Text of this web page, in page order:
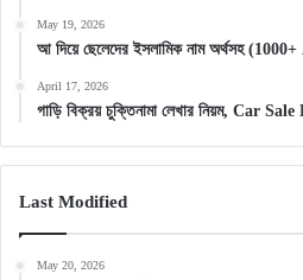
May 19, 2026
আ দিয়ে ছেলেদের ইসলামিক নাম অর্থসহ
April 17, 2026
গাড়ি বিক্রয় চুক্তিনামা লেখার নিয়ম, Car
Last Modified
May 20, 2026